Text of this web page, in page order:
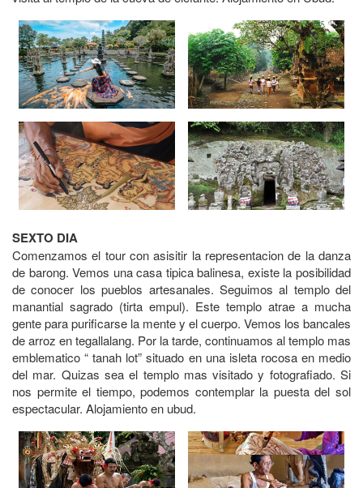
SEXTO DIA
Comenzamos el tour con asisitir la representacion de la danza
de barong. Vemos una casa tipica balinesa, existe la posibilidad
de conocer los pueblos artesanales. Seguimos al templo del
manantial sagrado (tirta empul). Este templo atrae a mucha
gente para purificarse la mente y el cuerpo. Vemos los bancales
de arroz en tegallalang. Por la tarde, continuamos al templo mas
emblematico “ tanah lot” situado en una isleta rocosa en medio
del mar. Quizas sea el templo mas visitado y fotografiado. Si
nos permite el tiempo, podemos contemplar la puesta del sol
espectacular. Alojamiento en ubud.